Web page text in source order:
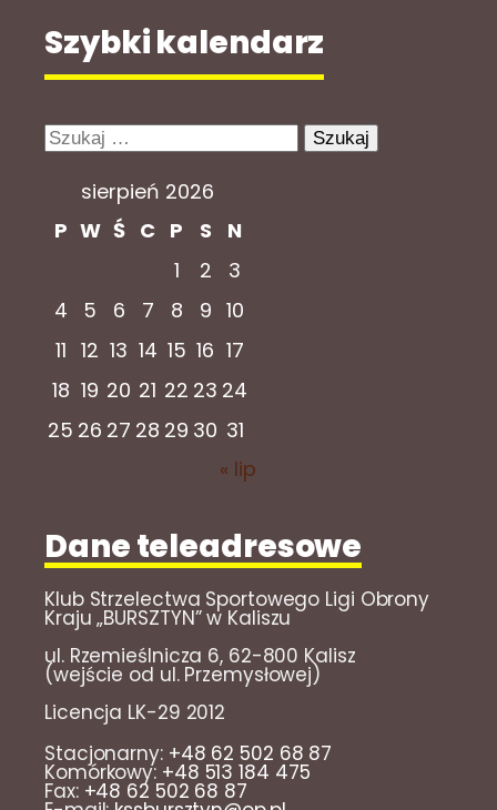
Szybki kalendarz
Szukaj:
sierpień 2026
P W Ś C P S
N
1
2
3
4
5 6 7 8 9 10
11 12 13 14 15 16 17
18 19 20 21 22 23 24
25 26 27 28 29 30 31
« lip
Dane teleadresowe
Klub Strzelectwa Sportowego Ligi Obrony
Kraju „BURSZTYN” w Kaliszu
ul. Rzemieślnicza 6, 62-800 Kalisz
(wejście od ul. Przemysłowej)
Licencja LK-29 2012
Stacjonarny: +48 62 502 68 87
Komórkowy: +48 513 184 475
Fax: +48 62 502 68 87